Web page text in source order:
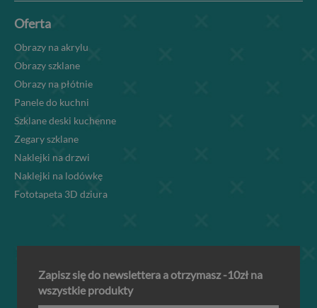
Oferta
Obrazy na akrylu
Obrazy szklane
Obrazy na płótnie
Panele do kuchni
Szklane deski kuchenne
Zegary szklane
Naklejki na drzwi
Naklejki na lodówkę
Fototapeta 3D dziura
Zapisz się do newslettera a otrzymasz -10zł na
wszystkie produkty